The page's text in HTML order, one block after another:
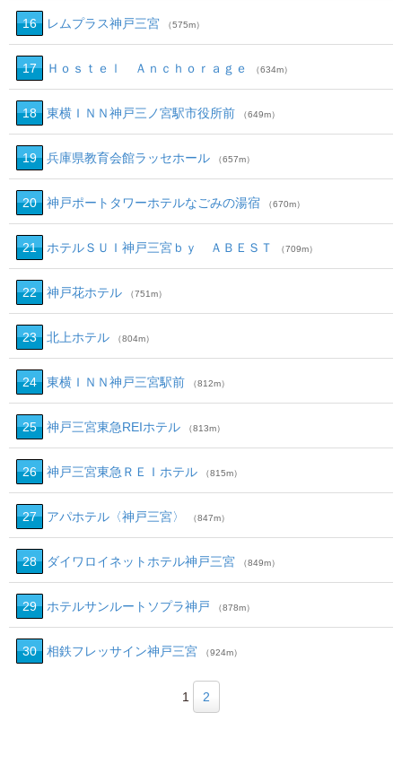
16 レムプラス神戸三宮 （575m）
17 Ｈｏｓｔｅｌ Ａｎｃｈｏｒａｇｅ （634m）
18 東横ＩＮＮ神戸三ノ宮駅市役所前 （649m）
19 兵庫県教育会館ラッセホール （657m）
20 神戸ポートタワーホテルなごみの湯宿 （670m）
21 ホテルＳＵＩ神戸三宮ｂｙ ＡＢＥＳＴ （709m）
22 神戸花ホテル （751m）
23 北上ホテル （804m）
24 東横ＩＮＮ神戸三宮駅前 （812m）
25 神戸三宮東急REIホテル （813m）
26 神戸三宮東急ＲＥＩホテル （815m）
27 アパホテル〈神戸三宮〉 （847m）
28 ダイワロイネットホテル神戸三宮 （849m）
29 ホテルサンルートソプラ神戸 （878m）
30 相鉄フレッサイン神戸三宮 （924m）
1 2